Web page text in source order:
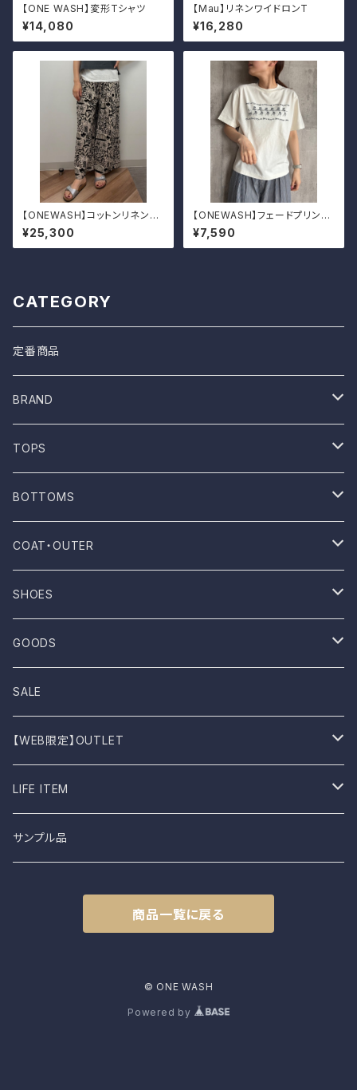
【ONE WASH】変形Tシャツ
¥14,080
【Mau】リネンワイドロンT
¥16,280
【ONEWASH】コットンリネンキ
ャンバスガウチョパンツ
¥25,300
【ONEWASH】フェードプリント
Tシャツ（フラガール）
¥7,590
CATEGORY
定番商品
BRAND
ONE WASH
Mau
NOVESTA
ROTOTO
UES
Dansko
BIRKEN STOCK
shimaai
NAPRON
TOPS
T-shirt
Shirt
No sleeve
One-piece
Parkar
Knit
Sweatshirt
Vest
BOTTOMS
Pants
Skirts
COAT・OUTER
Coat
Outer
Jacket
SHOES
Sneakers
Sandal
Boots
GOODS
Bag
Stall
Socks
Cap
SALE
【WEB限定】OUTLET
B品
LIFE ITEM
食器
サンプル品
商品一覧に戻る
© ONE WASH
Powered by